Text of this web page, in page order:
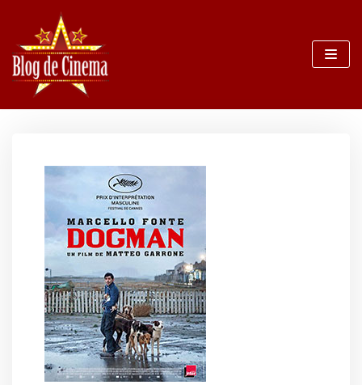
Sari
la
conținut